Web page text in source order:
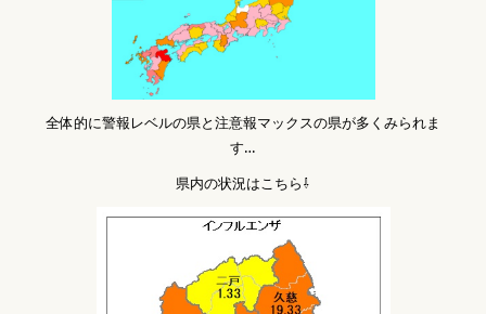
全体的に警報レベルの県と注意報マックスの県が多くみられま
す…
県内の状況はこちら⇩